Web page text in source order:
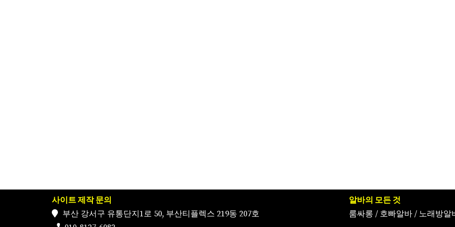
사이트 제작 문의
부산 강서구 유통단지1로 50, 부산티플렉스 219동 207호
알바의 모든 것
룸싸롱 / 호빠알바 / 노래방알